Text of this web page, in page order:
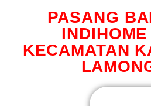
PASANG
KECAMATAN